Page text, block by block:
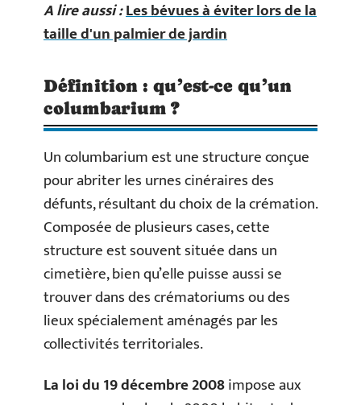
A lire aussi :Les bévues à éviter lors de la
taille d'un palmier de jardin
Définition : qu’est-ce qu’un
columbarium ?
Un columbarium est une structure conçue
pour abriter les urnes cinéraires des
défunts, résultant du choix de la crémation.
Composée de plusieurs cases, cette
structure est souvent située dans un
cimetière, bien qu’elle puisse aussi se
trouver dans des crématoriums ou des
lieux spécialement aménagés par les
collectivités territoriales.
La loi du 19 décembre 2008impose aux